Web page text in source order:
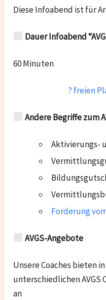
Diese Infoabend ist für
Dauer Infoabend
60 Minuten
? freien
Andere Begriffe zum
Aktivierungs-
Forderung
AVGS-Angebote
Unsere Coaches bieten
unterschiedlichen AVGS
an